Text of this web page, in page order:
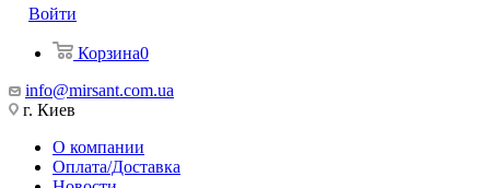
Войти
Корзина0
info@mirsant.com.ua
г. Киев
О компании
Оплата/Доставка